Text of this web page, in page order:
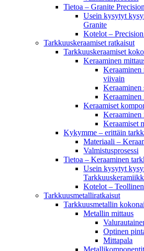
Tietoa – Granite Precision
Usein kysytyt
Granite
Kotelot –
Tarkkuuskeraamiset ratkaisut
Tarkkuuskeraamiset
Keraaminen
Keraaminen
viivain
Keraaminen
Keraamiset
Keraaminen
Keraamiset
Kykymme – erittäin
Materiaali –
Valmistusprosessi
Tietoa – Keraaminen
Usein kysytyt
Kotelot –
Tarkkuusmetalliratkaisut
Tarkkuusmetallin
Metallin mittaus
Optinen
Mittapala
Metallikomponentit